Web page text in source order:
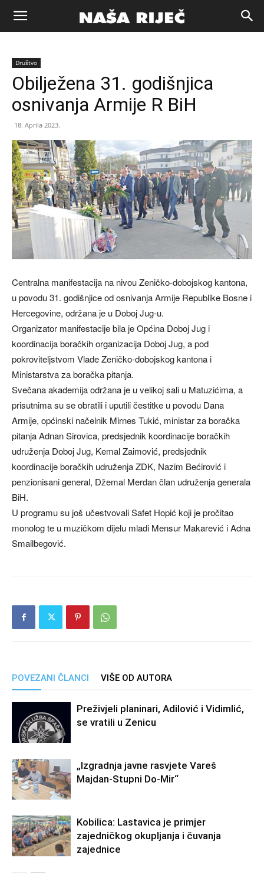
Naša
riječ
Društvo
Obilježena 31. godišnjica
osnivanja Armije R BiH
18. Aprila 2023.
Centralna manifestacija na nivou Zeničko-dobojskog kantona,
u povodu 31. godišnjice od osnivanja Armije Republike Bosne i
Hercegovine, održana je u Doboj Jug-u.
Organizator manifestacije bila je Općina Doboj Jug i
koordinacija boračkih organizacija Doboj Jug, a pod
pokroviteljstvom Vlade Zeničko-dobojskog kantona i
Ministarstva za boračka pitanja.
Svečana akademija održana je u velikoj sali u Matuzićima, a
prisutnima su se obratili i uputili čestitke u povodu Dana
Armije, općinski načelnik Mirnes Tukić, ministar za boračka
pitanja Adnan Sirovica, predsjednik koordinacije boračkih
udruženja Doboj Jug, Kemal Zaimović, predsjednik
koordinacije boračkih udruženja ZDK, Nazim Bećirović i
penzionisani general, Džemal Merdan član udruženja generala
BiH.
U programu su još učestvovali Safet Hopić koji je pročitao
monolog te u muzičkom dijelu mladi Mensur Makarević i Adna
Smailbegović.
POVEZANI ČLANCI VIŠE OD AUTORA
Preživjeli planinari, Adilović i Vidimlić,
se vratili u Zenicu
„Izgradnja javne rasvjete Vareš
Majdan-Stupni Do-Mir“
Kobilica: Lastavica je primjer
zajedničkog okupljanja i čuvanja
zajednice